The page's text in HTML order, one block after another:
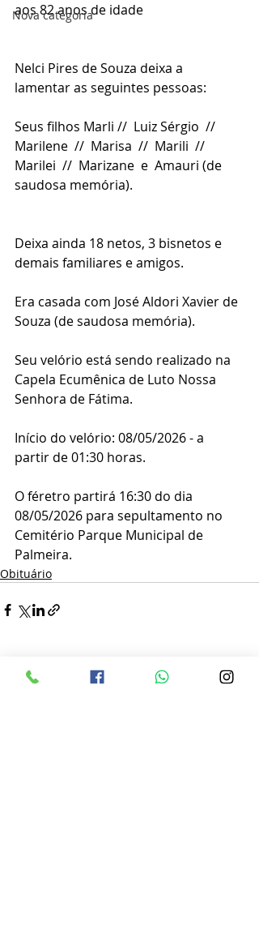
Nova categoria
aos 82 anos de idade
Nelci Pires de Souza deixa a
lamentar as seguintes pessoas:
Seus filhos Marli //  Luiz Sérgio  //
Marilene  //  Marisa  //  Marili  //
Marilei  //  Marizane  e  Amauri (de
saudosa memória).
Deixa ainda 18 netos, 3 bisnetos e
demais familiares e amigos.
Era casada com José Aldori Xavier de
Souza (de saudosa memória).
Seu velório está sendo realizado na
Capela Ecumênica de Luto Nossa
Senhora de Fátima.
Início do velório: 08/05/2026 - a
partir de 01:30 horas.
O féretro partirá 16:30 do dia
08/05/2026 para sepultamento no
Cemitério Parque Municipal de
Palmeira.
Obituário
Posts recentes Ver tudo